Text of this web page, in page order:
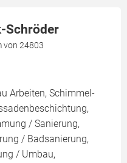
Schröder
von 24803
Arbeiten, Schimmel-
/ Sanierung,
/ Badsanierung,
/ Umbau,